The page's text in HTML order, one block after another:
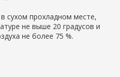
сухом прохладном месте,
не выше 20 градусов и
не более 75 %.